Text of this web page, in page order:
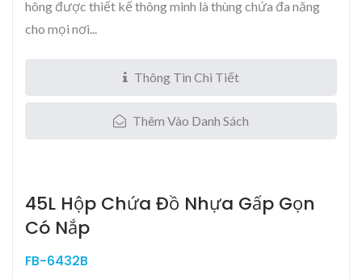
hông được thiết kế thông minh là thùng chứa đa năng
cho mọi nơi...
Thông Tin Chi Tiết
Thêm Vào Danh Sách
45L Hộp Chứa Đồ Nhựa Gấp Gọn
Có Nắp
FB-6432B